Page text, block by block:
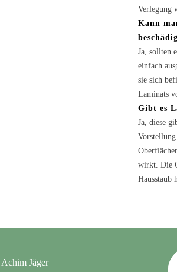
Verlegung
Kann
Ja, sollten
einfach
sie sich
Laminats
Gibt es
Ja, diese
wirkt. Die
Hausstaub
Achim Jäger